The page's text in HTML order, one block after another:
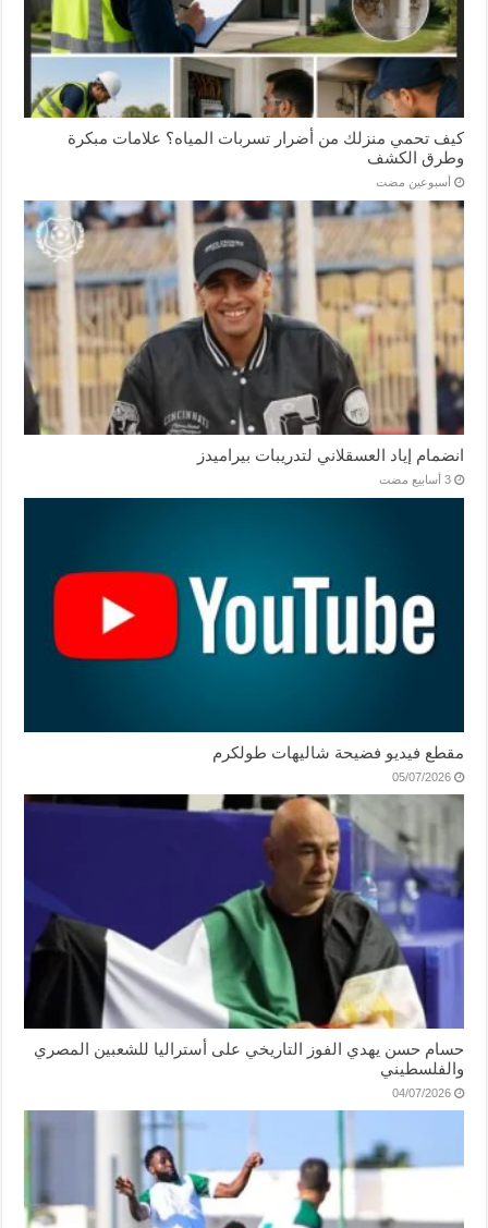
كيف تحمي منزلك من أضرار تسربات المياه؟ علامات مبكرة
وطرق الكشف
‏أسبوعين مضت
انضمام إياد العسقلاني لتدريبات بيراميدز
‏3 أسابيع مضت
مقطع فيديو فضيحة شاليهات طولكرم
05/07/2026
حسام حسن يهدي الفوز التاريخي على أستراليا للشعبين المصري
والفلسطيني
04/07/2026